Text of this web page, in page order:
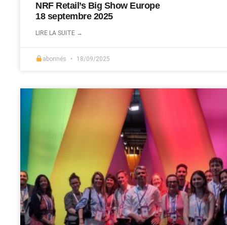
NRF Retail’s Big Show Europe
18 septembre 2025
LIRE LA SUITE →
abonnés 18/09/2025